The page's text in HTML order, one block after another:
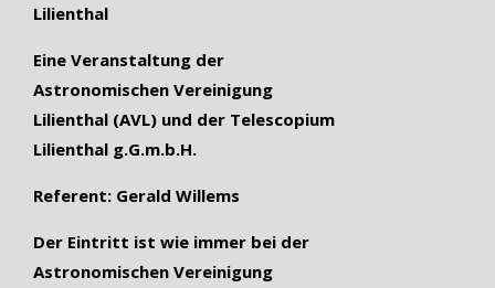
Lilienthal
Eine Veranstaltung der
Astronomischen Vereinigung
Lilienthal (AVL) und der Telescopium
Lilienthal g.G.m.b.H.
Referent: Gerald Willems
Der Eintritt ist wie immer bei der
Astronomischen Vereinigung